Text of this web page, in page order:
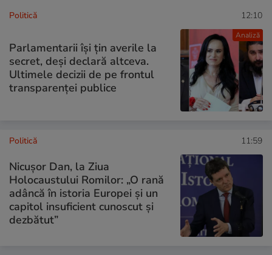
Analiză
Politică 12:10
Parlamentarii își țin averile la
secret, deși declară altceva.
Ultimele decizii de pe frontul
transparenței publice
Politică 11:59
Nicuşor Dan, la Ziua
Holocaustului Romilor: „O rană
adâncă în istoria Europei și un
capitol insuficient cunoscut și
dezbătut”